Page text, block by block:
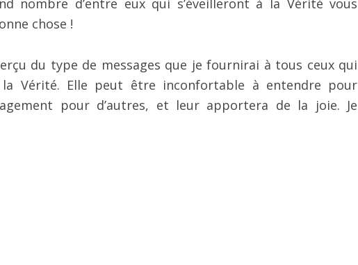
nombre d’entre eux qui s’éveilleront à la Vérité vous
chose !
du type de messages que je fournirai à tous ceux qui
la Vérité. Elle peut être inconfortable à entendre pour
pour d’autres, et leur apportera de la joie. Je